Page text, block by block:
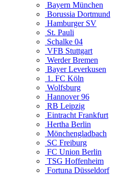
Bayern München
Borussia Dortmund
Hamburger SV
St. Pauli
Schalke 04
VFB Stuttgart
Werder Bremen
Bayer Leverkusen
1. FC Köln
Wolfsburg
Hannover 96
RB Leipzig
Eintracht Frankfurt
Hertha Berlin
Mönchengladbach
SC Freiburg
FC Union Berlin
TSG Hoffenheim
Fortuna Düsseldorf